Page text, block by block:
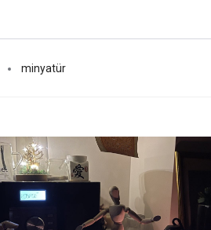
minyatür